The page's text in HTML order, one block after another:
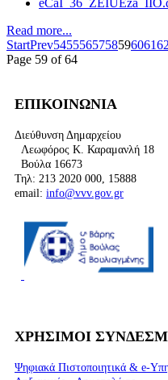
Read more...
StartPrev545556575859606162
Page 59 of 64
ΕΠΙΚΟΙΝΩΝΙΑ
Διεύθυνση Δημαρχείου
Λεωφόρος Κ. Καραμανλή 18
Βούλα 16673
Τηλ: 213 2020 000, 15888
email: info@vvv.gov.gr
ΧΡΗΣΙΜΟΙ
Ψηφιακά Πιστοποιητικά & e-